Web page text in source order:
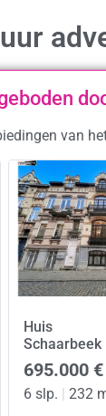
van
Huis
Schaarbeek
695.000 €
6 slp. | 232